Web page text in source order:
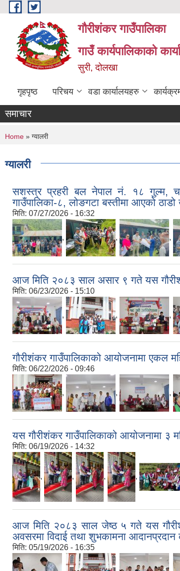
Skip to main content
गौरीशंकर गाउँपालिका
गाउँ कार्यपालिकाको
सुरी, दोलखा
गृहपृष्ठ परिचय वडा कार्यालयहरु
समाचार
You are here
Home » ग्यालरी
ग्यालरी
सशस्त्र प्रहरी बल नेपाल नं. १८ गुल्म,
गाउँपालिका-८, लोङगटा बस्तीमा आएको
मिति: 07/27/2026 - 16:32
, , ,
आज मिति २०८३ साल असार ९ गते यस
मिति: 06/23/2026 - 15:10
, , ,
गौरीशंकर गाउँपालिकाको आयोजनामा एकल
मिति: 06/22/2026 - 09:46
, , ,
यस गौरीशंकर गाउँपालिकाको आयोजनामा ३
मिति: 06/19/2026 - 14:32
, , , ,
आज मिति २०८३ साल जेष्ठ ५ गते यस
अवसरमा विदाई तथा शुभकामना
मिति: 05/19/2026 - 16:35